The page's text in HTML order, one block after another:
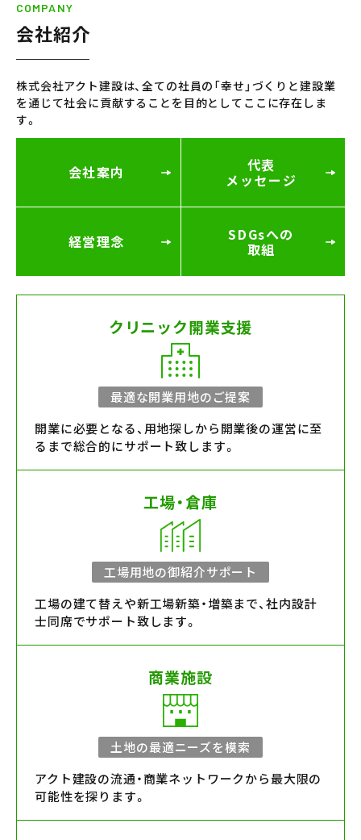
COMPANY
会社紹介
株式会社アクト建設は、全ての社員の「幸せ」づくりと建設業
を通じて社会に貢献することを目的としてここに存在しま
す。
会社案内 代表
メッセージ
経営理念 SDGsへの
取組
クリニック開業支援
最適な開業用地のご提案
開業に必要となる、用地探しから開業後の運営に至
るまで総合的にサポート致します。
工場・倉庫
工場用地の御紹介サポート
工場の建て替えや新工場新築・増築まで、社内設計
士同席でサポート致します。
商業施設
土地の最適ニーズを模索
アクト建設の流通・商業ネットワークから最大限の
可能性を探ります。